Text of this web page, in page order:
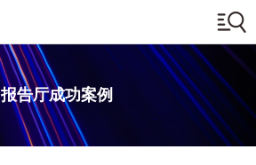
报告厅成功案例